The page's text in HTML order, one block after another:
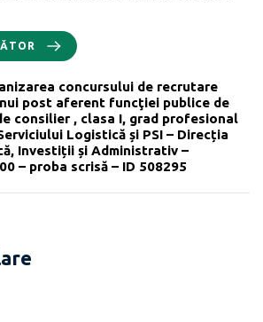
concursului de recrutare
post aferent funcţiei publice de
consilier , clasa I, grad profesional
Logistică și PSI – Direcția
Investiții și Administrativ –
– proba scrisă – ID 508295